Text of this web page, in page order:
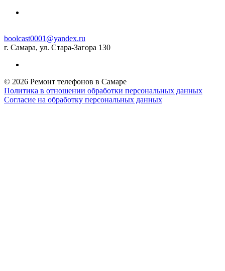
boolcast0001@yandex.ru
г. Самара, ул. Стара-Загора 130
© 2026 Ремонт телефонов в Самаре
Политика в отношении обработки персональных данных
Согласие на обработку персональных данных